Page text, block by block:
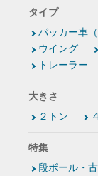
タイプ
パッカー車
ウイング
トレーラー
大きさ
２トン
特集
段ボール・